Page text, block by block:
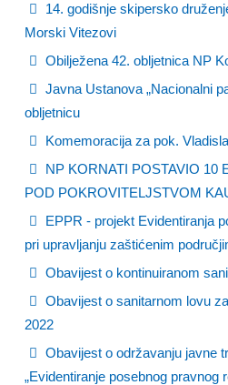
14. godišnje skipersko
Morski Vitezovi
Obilježena 42. obljetnica NP
Javna Ustanova „Nacionalni
obljetnicu
Komemoracija za pok.
NP KORNATI POSTAVIO 10
POD POKROVITELJSTVOM
EPPR - projekt Evidentiranja
pri upravljanju zaštićenim
Obavijest o kontinuiranom
Obavijest o sanitarnom lovu
2022
Obavijest o održavanju javne
„Evidentiranje posebnog pravnog